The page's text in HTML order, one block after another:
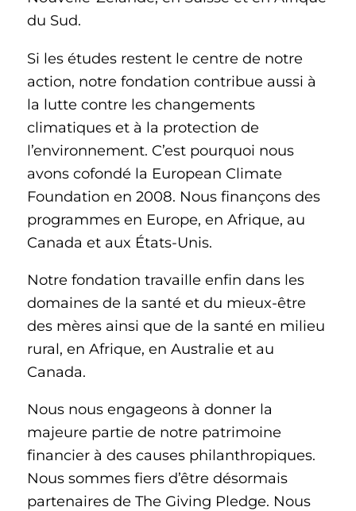
du Sud.
Si les études restent le centre de notre
action, notre fondation contribue aussi à
la lutte contre les changements
climatiques et à la protection de
l’environnement. C’est pourquoi nous
avons cofondé la European Climate
Foundation en 2008. Nous finançons des
programmes en Europe, en Afrique, au
Canada et aux États‑Unis.
Notre fondation travaille enfin dans les
domaines de la santé et du mieux-être
des mères ainsi que de la santé en milieu
rural, en Afrique, en Australie et au
Canada.
Nous nous engageons à donner la
majeure partie de notre patrimoine
financier à des causes philanthropiques.
Nous sommes fiers d’être désormais
partenaires de The Giving Pledge. Nous